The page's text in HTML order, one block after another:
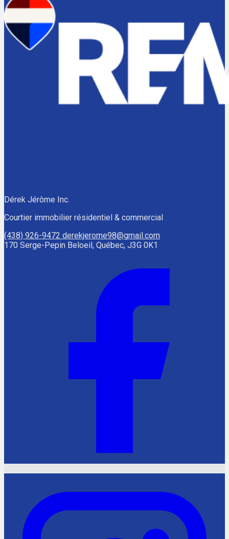
Dérek Jérôme Inc.
Courtier immobilier résidentiel & commercial
(438) 926-9472 derekjerome98@gmail.com
170 Serge-Pepin Beloeil, Québec, J3G 0K1